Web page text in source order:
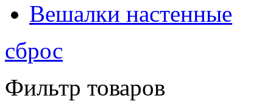
Вешалки настенные
сброс
Фильтр товаров